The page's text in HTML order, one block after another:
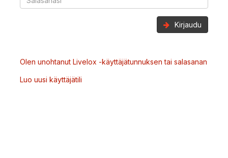
Kirjaudu
Olen unohtanut Livelox -käyttäjätunnuksen tai salasanan
Luo uusi käyttäjätili